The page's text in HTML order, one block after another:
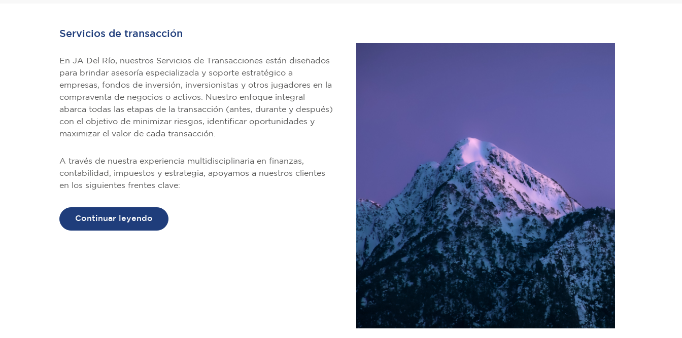
Servicios de transacción
En JA Del Río, nuestros Servicios de Transacciones están diseñados
para brindar asesoría especializada y soporte estratégico a
empresas, fondos de inversión, inversionistas y otros jugadores en la
compraventa de negocios o activos. Nuestro enfoque integral
abarca todas las etapas de la transacción (antes, durante y después)
con el objetivo de minimizar riesgos, identificar oportunidades y
maximizar el valor de cada transacción.
A través de nuestra experiencia multidisciplinaria en finanzas,
contabilidad, impuestos y estrategia, apoyamos a nuestros clientes
en los siguientes frentes clave:
Continuar leyendo